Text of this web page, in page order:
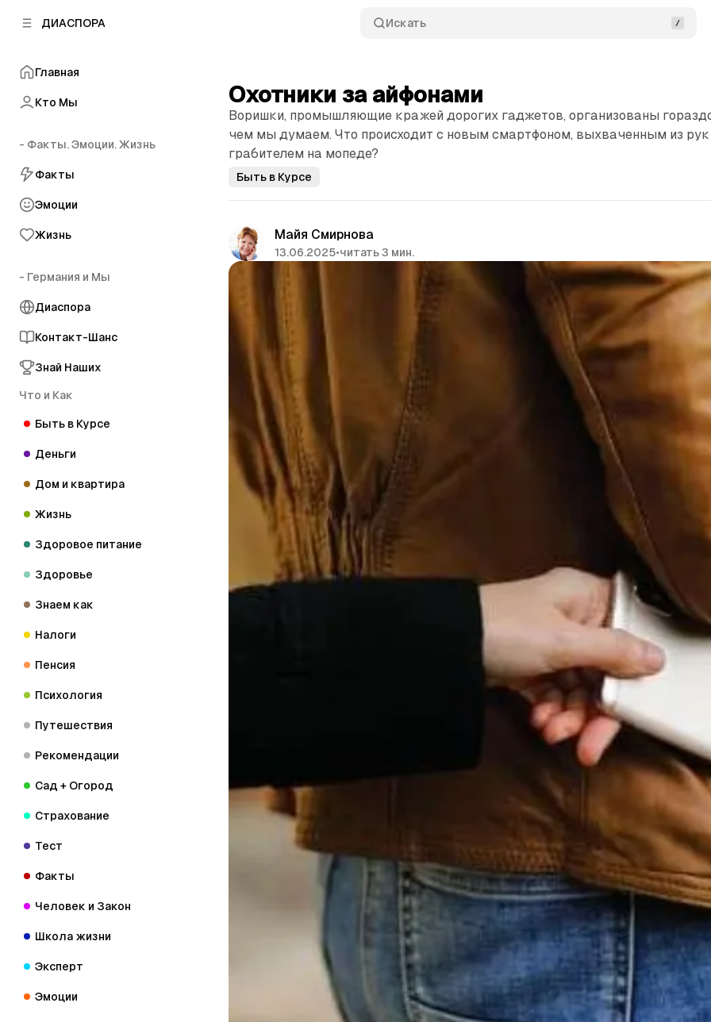
ДИАСПОРА Искать
Главная
Кто Мы
- Факты. Эмоции. Жизнь
Факты
Эмоции
Жизнь
- Германия и Мы
Диаспора
Контакт-Шанс
Знай Наших
Что и Как
Быть в Курсе
Деньги
Дом и квартира
Жизнь
Здоровое питание
Здоровье
Знаем как
Налоги
Пенсия
Психология
Путешествия
Рекомендации
Сад + Огород
Страхование
Тест
Факты
Человек и Закон
Школа жизни
Эксперт
Эмоции
Охотники за айфонами
Воришки, промышляющие кражей дорогих гаджетов, организованы
чем мы думаем. Что происходит с новым смартфоном, выхваченным из рук
грабителем на мопеде?
Быть в Курсе
Майя Смирнова
13.06.2025•читать 3 мин.